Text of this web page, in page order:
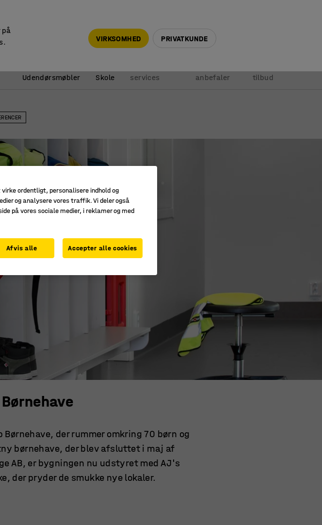
Udendørsmøbler Skole
services
anbefaler
tilbud
der rummer omkring 70 børn og
børnehave, der blev afsluttet i maj af
AB, er bygningen nu udstyret med AJ's
der pryder de smukke nye lokaler.
på
VIRKSOMHED PRIVATKUNDE
ordentligt, personalisere indhold og
og analysere vores traffik. Vi deler også
på vores sociale medier, i reklamer og med
Afvis alle Accepter alle cookies